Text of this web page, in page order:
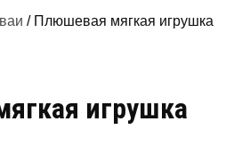
/ Плюшевая мягкая игрушка
игрушка